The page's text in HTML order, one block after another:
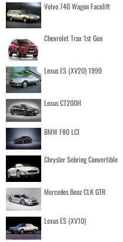
Volvo 740 Wagon Facelift
Chevrolet Trax 1st Gen
Lexus ES (XV20) 1999
Lexus CT200H
BMW F80 LCI
Chrysler Sebring Convertible
Mercedes Benz CLK GTR
Lexus ES (XV10)